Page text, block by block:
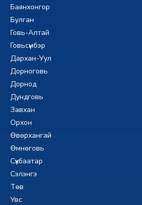
Баянхонгор
Булган
Говь-Алтай
Говьсүмбэр
Дархан-Уул
Дорноговь
Дорнод
Дундговь
Завхан
Орхон
Өвөрхангай
Өмнөговь
Сүхбаатар
Сэлэнгэ
Төв
Увс